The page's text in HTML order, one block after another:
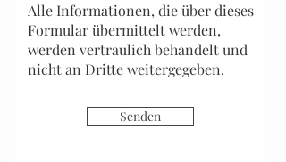
Alle Informationen, die über dieses
Formular übermittelt werden,
werden vertraulich behandelt und
nicht an Dritte weitergegeben.
Senden